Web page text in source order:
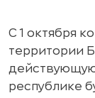
С 1 октября
территории
республике